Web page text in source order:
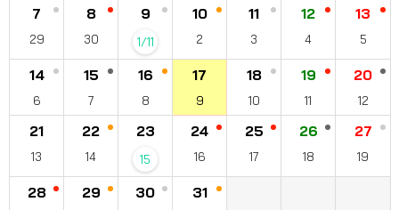
7
29
8
30
9
1/11
10
2
11
3
12
4
13
5
14
6
15
7
16
8
17
9
18
10
19
11
20
12
21
13
22
14
23
15
24
16
25
17
26
18
27
19
28 29 30 31